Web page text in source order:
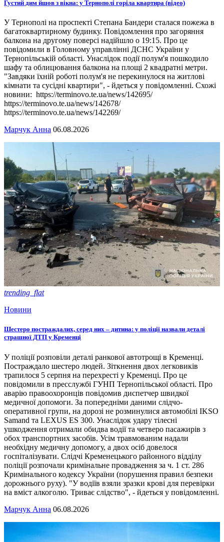
Густий дим йшов з вікна: у Тернополі горіла квартира (відео)
У Тернополі на проспекті Степана Бандери сталася пожежа в
багатоквартирному будинку. Повідомлення про загоряння
балкона на другому поверсі надійшло о 19:15. Про це
повідомили в Головному управлінні ДСНС України у
Тернопільській області. Унаслідок події полум'я пошкодило
шафу та облицювання балкона на площі 2 квадратні метри.
"Завдяки їхній роботі полум'я не перекинулося на житлові
кімнати та сусідні квартири", - йдеться у повідомленні. Схожі
новини: https://terminovo.te.ua/news/142695/
https://terminovo.te.ua/news/142678/
https://terminovo.te.ua/news/142269/
Марчук Анна 06.08.2026
trending_flat
Новини
Шестеро постраждалих, серед них – дитина: у поліції назвали деталі
страшної ДТП у Кременці
У поліції розповіли деталі ранкової автотрощі в Кременці.
Постраждало шестеро людей. Зіткнення двох легковиків
трапилося 5 серпня на перехресті у Кременці. Про це
повідомили в пресслужбі ГУНП Тернопільської області. Про
аварію правоохоронців повідомив диспетчер швидкої
медичної допомоги. За попередніми даними слідчо-
оперативної групи, на дорозі не розминулися автомобілі IKSO
Samand та LEXUS ES 300. Унаслідок удару тілесні
ушкодження отримали обидва водії та четверо пасажирів з
обох транспортних засобів. Усім травмованим надали
необхідну медичну допомогу, а двох осіб довелося
госпіталізувати. Слідчі Кременецького районного відділу
поліції розпочали кримінальне провадження за ч. 1 ст. 286
Кримінального кодексу України (порушення правил безпеки
дорожнього руху). "У водіїв взяли зразки крові для перевірки
на вміст алкоголю. Триває слідство", - йдеться у повідомленні.
Марчук Анна 06.08.2026